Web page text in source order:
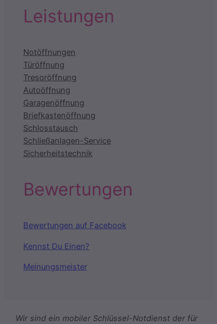
Leistungen
Notöffnungen
Türöffnung
Tresoröffnung
Autoöffnung
Garagenöffnung
Briefkastenöffnung
Schlosstausch
Schließanlagen-Service
Sicherheitstechnik
Bewertungen
Bewertungen auf Facebook
Kennst Du Einen?
Meinungsmeister
Wir sind ein mobiler Schlüssel-Notdienst der für